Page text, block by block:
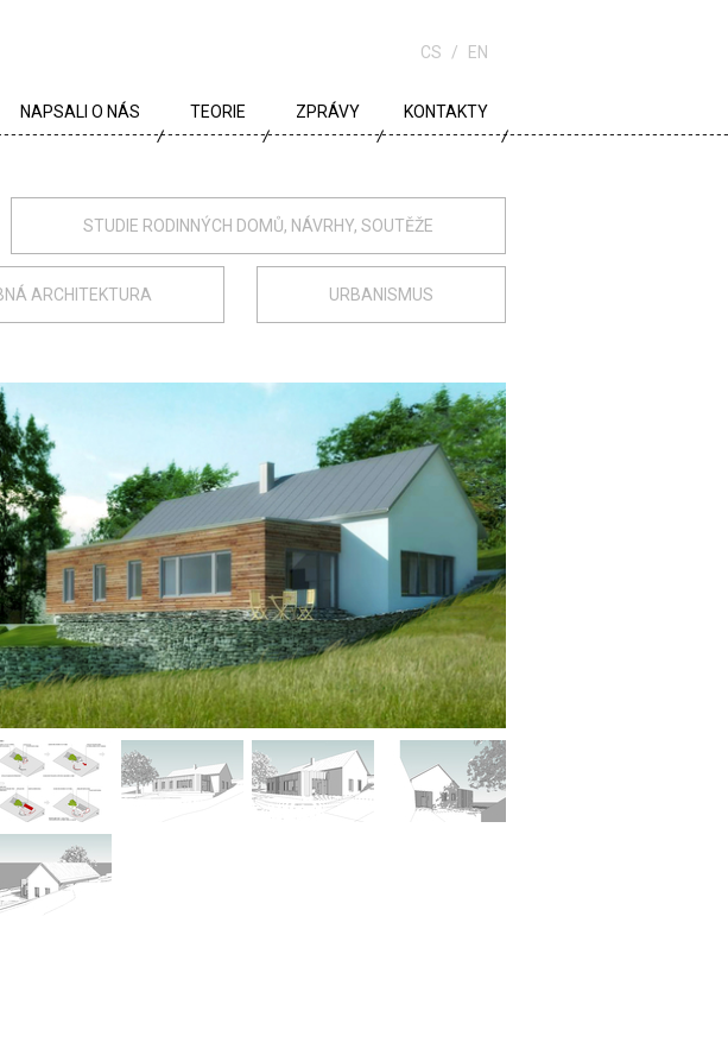
CS EN
NAPSALI O NÁS TEORIE ZPRÁVY KONTAKTY
STUDIE RODINNÝCH DOMŮ, NÁVRHY, SOUTĚŽE
ARCHITEKTURA URBANISMUS